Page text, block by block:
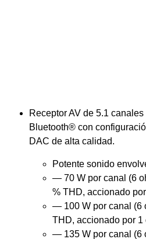
Receptor AV de 5.1
Bluetooth® con
DAC de alta calidad.
Potente sonido
— 70 W por canal (6
% THD, accionado
— 100 W por canal (6
THD, accionado por 1
— 135 W por canal (6